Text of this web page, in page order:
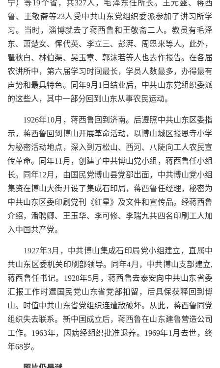
宁）等19个省，共327人，毛泽东任所长。王元盛、蒋西
鲁、王敬斋等23人受中共山东党组织委派参加了讲习所学
习。当时，淄博就去了蒋西鲁和王敬斋二人。教员有毛泽
东、萧楚女、恽代英、李立三、彭湃、周恩来等人。此外，
瞿秋白、林伯渠、吴玉章、郭沫若等人也去作报告。在各届
农讲所中，第六届学习时间最长，学员人数最多，办得最有
声势和最具特色。同年9月1日结业后，中共山东党组织委派
的这些人，其中一部分回到山东从事农民运动。
1926年10月，蒋西鲁回到济南。后遵照中共山东区委指
示，蒋西鲁回到博山开展革命活动，以博山城区报恩寺小学
为秘密活动地点，深入到万松山、西河、八陡向工人农民宣
传革命。同年11月，创建了中共博山党小组，蒋西鲁任小组
长。同年12月，由国民党博山县党部出面，中共博山党小组
集资在博山大街开设了集成石印局，蒋西鲁任经理，秘密为
中共山东区委印刷党刊《红星》及文件和宣传品。经蒋西鲁
介绍，潘聘卿、王玉华、李可修、李瑞九共四名印刷工人加
入中国共产党。
1927年3月，中共博山集成石印局党小组建立，直属中
共山东区委机关印刷部领导。同年4月，中共博山支部建立,
蒋西鲁任书记。1928年5月，蒋西鲁去泰安向中共山东省委
汇报工作时遭国民党山东省党部扣留，后具保获释回到博
山。时值中共山东省党组织连遭敌破坏。从此，蒋西鲁同党
组织失去联系。新中国成立后，蒋西鲁在山东建鲁营造公司
工作。1963年，因病经组织批准退养。1969年1月去世，终
年68岁。